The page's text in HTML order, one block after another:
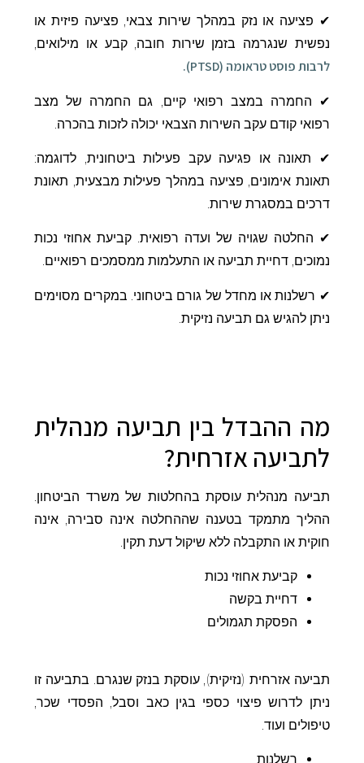
✔ פציעה או נזק במהלך שירות צבאי, פציעה פיזית או
נפשית שנגרמה בזמן שירות חובה, קבע או מילואים,
לרבות פוסט טראומה (PTSD).
✔ החמרה במצב רפואי קיים, גם החמרה של מצב
רפואי קודם עקב השירות הצבאי יכולה לזכות בהכרה.
✔ תאונה או פגיעה עקב פעילות ביטחונית, לדוגמה:
תאונת אימונים, פציעה במהלך פעילות מבצעית, תאונת
דרכים במסגרת שירות.
✔ החלטה שגויה של ועדה רפואית. קביעת אחוזי נכות
נמוכים, דחיית תביעה או התעלמות ממסמכים רפואיים.
✔ רשלנות או מחדל של גורם ביטחוני. במקרים מסוימים
ניתן להגיש גם תביעה נזיקית.
מה ההבדל בין תביעה מנהלית
לתביעה אזרחית?
תביעה מנהלית עוסקת בהחלטות של משרד הביטחון.
ההליך מתמקד בטענה שההחלטה אינה סבירה, אינה
חוקית או התקבלה ללא שיקול דעת תקין.
קביעת אחוזי נכות
דחיית בקשה
הפסקת תגמולים
תביעה אזרחית (נזיקית), עוסקת בנזק שנגרם. בתביעה זו
ניתן לדרוש פיצוי כספי בגין כאב וסבל, הפסדי שכר,
טיפולים ועוד.
רשלנות